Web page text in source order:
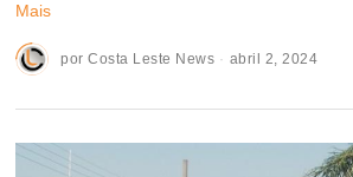
Mais
porCosta Leste News abril 2, 2024